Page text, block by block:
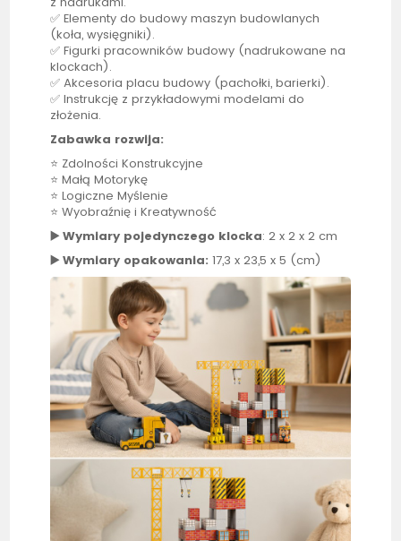
✅ Elementy do budowy maszyn budowlanych
(koła, wysięgniki).
✅ Figurki pracowników budowy (nadrukowane na
klockach).
✅ Akcesoria placu budowy (pachołki, barierki).
✅ Instrukcję z przykładowymi modelami do
złożenia.
Zabawka rozwija:
⭐ Zdolności Konstrukcyjne
⭐ Małą Motorykę
⭐ Logiczne Myślenie
⭐ Wyobraźnię i Kreatywność
▶️ Wymiary pojedynczego klocka: 2 x 2 x 2 cm
▶️ Wymiary opakowania:17,3 x 23,5 x 5 (cm)